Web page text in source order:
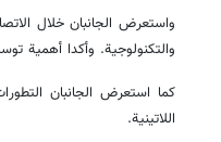
واستعرض الجانبان خلال
والتكنولوجية. وأكدا أهمية
كما استعرض الجانبان
اللاتينية.